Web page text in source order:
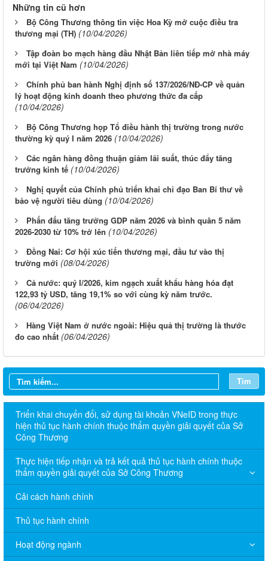
Những tin cũ hơn
Bộ Công Thương thông tin việc Hoa Kỳ mở cuộc điều tra
thương mại (TH) (10/04/2026)
Tập đoàn bo mạch hàng đầu Nhật Bản liên tiếp mở nhà máy
mới tại Việt Nam (10/04/2026)
Chính phủ ban hành Nghị định số 137/2026/NĐ-CP về quản
lý hoạt động kinh doanh theo phương thức đa cấp
(10/04/2026)
Bộ Công Thương họp Tổ điều hành thị trường trong nước
thường kỳ quý I năm 2026 (10/04/2026)
Các ngân hàng đồng thuận giảm lãi suất, thúc đẩy tăng
trưởng kinh tế (10/04/2026)
Nghị quyết của Chính phủ triển khai chỉ đạo Ban Bí thư về
bảo vệ người tiêu dùng (10/04/2026)
Phấn đấu tăng trưởng GDP năm 2026 và bình quân 5 năm
2026-2030 từ 10% trở lên (10/04/2026)
Đồng Nai: Cơ hội xúc tiến thương mại, đầu tư vào thị
trường mới (08/04/2026)
Cả nước: quý I/2026, kim ngạch xuất khẩu hàng hóa đạt
122,93 tỷ USD, tăng 19,1% so với cùng kỳ năm trước.
(06/04/2026)
Hàng Việt Nam ở nước ngoài: Hiệu quả thị trường là thước
đo cao nhất (06/04/2026)
Tìm
Triển khai chuyển đổi, sử dụng tài khoản VNeID trong thực
hiện thủ tục hành chính thuộc thẩm quyền giải quyết của Sở
Công Thương
Thực hiện tiếp nhận và trả kết quả thủ tục hành chính thuộc
thẩm quyền giải quyết của Sở Công Thương
Cải cách hành chính
Thủ tục hành chính
Hoạt động ngành